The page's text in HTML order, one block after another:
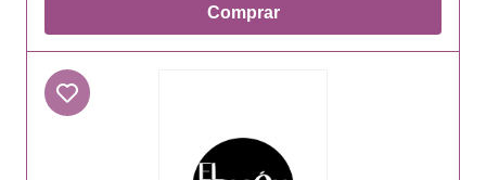
Comprar